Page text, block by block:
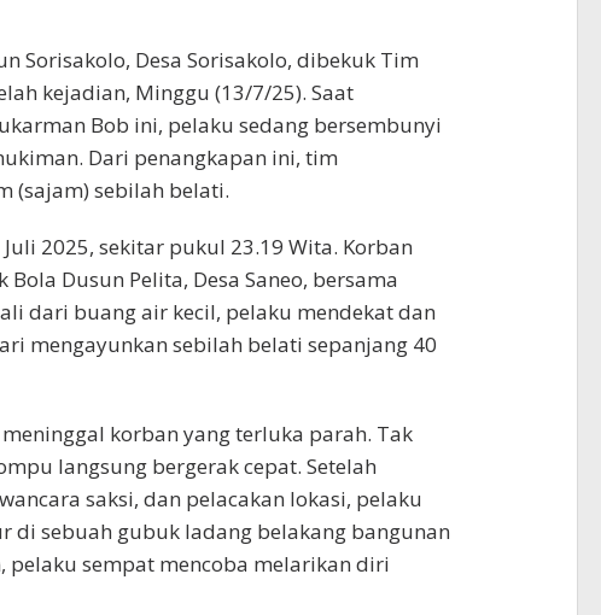
Sorisakolo, Desa Sorisakolo, dibekuk Tim
kejadian, Minggu (13/7/25). Saat
Bob ini, pelaku sedang bersembunyi
Dari penangkapan ini, tim
(sajam) sebilah belati.
2025, sekitar pukul 23.19 Wita. Korban
Dusun Pelita, Desa Saneo, bersama
dari buang air kecil, pelaku mendekat dan
mengayunkan sebilah belati sepanjang 40
korban yang terluka parah. Tak
langsung bergerak cepat. Setelah
saksi, dan pelacakan lokasi, pelaku
sebuah gubuk ladang belakang bangunan
pelaku sempat mencoba melarikan diri